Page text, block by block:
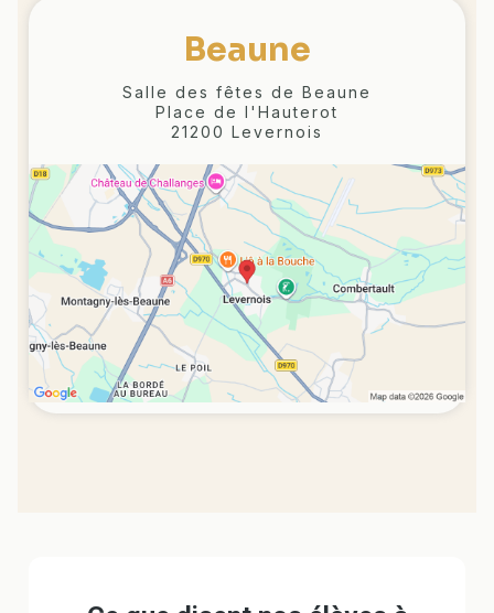
Beaune
Salle des fêtes de Beaune
Place de l'Hauterot
21200 Levernois